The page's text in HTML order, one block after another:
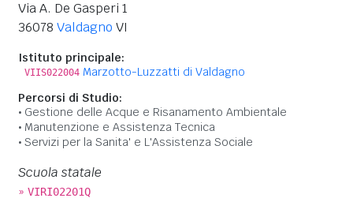
Via A. De Gasperi 1
36078 Valdagno VI
Istituto principale:
VIIS022004 Marzotto-Luzzatti di Valdagno
Percorsi di Studio:
Gestione delle Acque e Risanamento Ambientale
Manutenzione e Assistenza Tecnica
Servizi per la Sanita' e L'Assistenza Sociale
Scuola statale
» VIRI02201Q